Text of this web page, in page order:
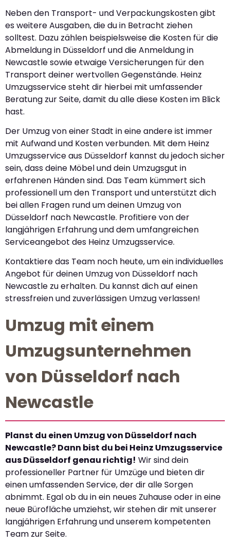
Neben den Transport- und Verpackungskosten gibt
es weitere Ausgaben, die du in Betracht ziehen
solltest. Dazu zählen beispielsweise die Kosten für die
Abmeldung in Düsseldorf und die Anmeldung in
Newcastle sowie etwaige Versicherungen für den
Transport deiner wertvollen Gegenstände. Heinz
Umzugsservice steht dir hierbei mit umfassender
Beratung zur Seite, damit du alle diese Kosten im Blick
hast.
Der Umzug von einer Stadt in eine andere ist immer
mit Aufwand und Kosten verbunden. Mit dem Heinz
Umzugsservice aus Düsseldorf kannst du jedoch sicher
sein, dass deine Möbel und dein Umzugsgut in
erfahrenen Händen sind. Das Team kümmert sich
professionell um den Transport und unterstützt dich
bei allen Fragen rund um deinen Umzug von
Düsseldorf nach Newcastle. Profitiere von der
langjährigen Erfahrung und dem umfangreichen
Serviceangebot des Heinz Umzugsservice.
Kontaktiere das Team noch heute, um ein individuelles
Angebot für deinen Umzug von Düsseldorf nach
Newcastle zu erhalten. Du kannst dich auf einen
stressfreien und zuverlässigen Umzug verlassen!
Umzug mit einem
Umzugsunternehmen
von Düsseldorf nach
Newcastle
Planst du einen Umzug von Düsseldorf nach
Newcastle? Dann bist du bei Heinz Umzugsservice
aus Düsseldorf genau richtig! Wir sind dein
professioneller Partner für Umzüge und bieten dir
einen umfassenden Service, der dir alle Sorgen
abnimmt. Egal ob du in ein neues Zuhause oder in eine
neue Bürofläche umziehst, wir stehen dir mit unserer
langjährigen Erfahrung und unserem kompetenten
Team zur Seite.